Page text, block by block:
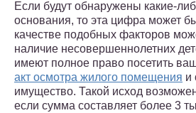
Если будут обнаружены какие-
основания, то эта цифра может
качестве подобных факторов
наличие несовершеннолетних
имеют полное право посетить
акт осмотра жилого помещения и
имущество. Такой исход
если сумма составляет более 3